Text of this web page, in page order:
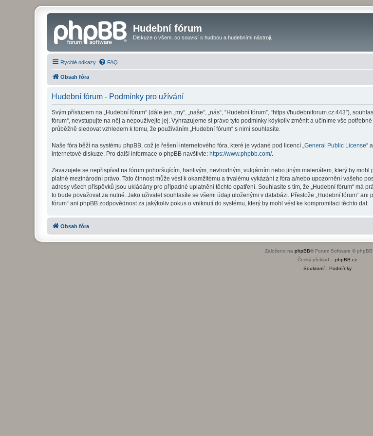
Hudební fórum
Diskuze o všem, co souvisí s hudbou a hudebními nástroji.
Rychlé odkazy FAQ
Obsah fóra
Hudební fórum - Podmínky pro užívání
Svým přístupem na „Hudební fórum“ (dále jen „my“, „naše“, „nás“, “Hudební fórum”, “https://hudebniforum.cz:443”),
fórum“, nevstupujte na něj a nepoužívejte jej. Vyhrazujeme si právo tyto podmínky kdykoliv změnit a učiníme vše
průběžně sledovat vzhledem k tomu, že používáním „Hudební fórum“ s nimi souhlasíte.
Naše fóra běží na systému phpBB, což je řešení internetového fóra, které je vydané pod licencí „ General Public License“
internetové diskuze. Pro další informace o phpBB navštivte: https://www.phpbb.com/.
Zavazujete se nepřispívat na fórum pohoršujícím, hanlivým, nevhodným, vulgárním nebo jiným materiálem, který by
platné mezinárodní právo. Tato činnost může vést k okamžitému a trvalému vykázání z fóra a/nebo upozornění vašeho
adresy všech příspěvků jsou ukládány pro případné uplatnění těchto opatření. Souhlasíte s tím, že „Hudební fórum“ má
to bude považovat za nutné. Jako uživatel souhlasíte se všemi údaji uloženými v databázi. Přestože „Hudební fórum“
fórum“ ani phpBB zodpovědnost za jakýkoliv pokus o vniknutí do systému, který by mohl vést ke kompromitaci těchto dat.
Obsah fóra
Založeno na phpBB® Forum Software © phpBB
Český překlad – phpBB.cz
Soukromí| Podmínky